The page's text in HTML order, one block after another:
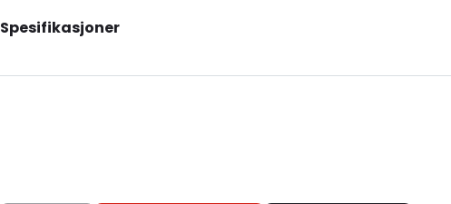
Spesifikasjoner
Additional information: 10 mm tut